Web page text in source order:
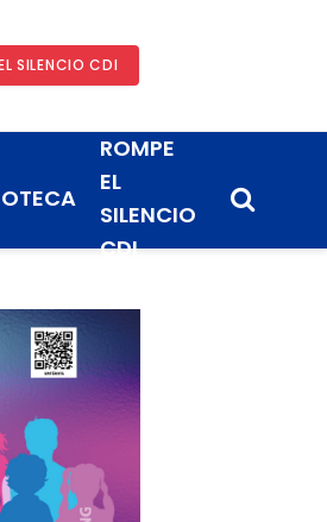
SILENCIO CDI
ROMPE
EL
SILENCIO
CDI